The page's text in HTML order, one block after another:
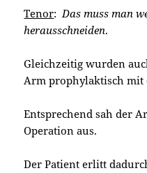
Tenor:Das muss man
herausschneiden.
Gleichzeitig wurden
Arm prophylaktisch mit
Entsprechend sah der
Operation aus.
Der Patient erlitt